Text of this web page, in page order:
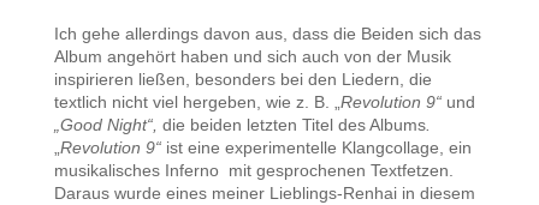
Ich gehe allerdings davon aus, dass die Beiden sich das
Album angehört haben und sich auch von der Musik
inspirieren ließen, besonders bei den Liedern, die
textlich nicht viel hergeben, wie z. B. „ Revolution 9“ und
„Good Night“, die beiden letzten Titel des Albums.
Revolution 9“ ist eine experimentelle Klangcollage, ein
musikalisches Inferno mit gesprochenen Textfetzen.
Daraus wurde eines meiner Lieblings-Renhai in diesem